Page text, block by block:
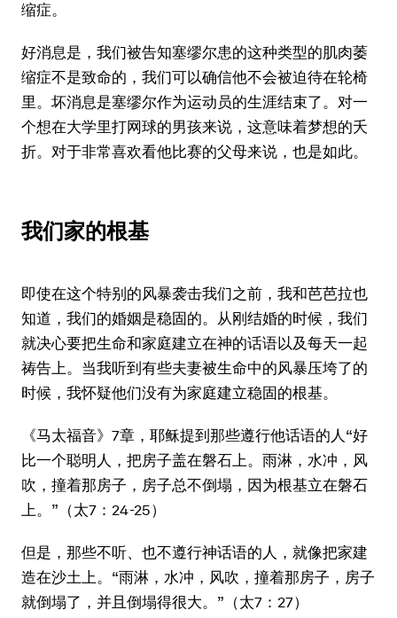
缩症。
好消息是，我们被告知塞缪尔患的这种类型的肌肉萎
缩症不是致命的，我们可以确信他不会被迫待在轮椅
里。坏消息是塞缪尔作为运动员的生涯结束了。对一
个想在大学里打网球的男孩来说，这意味着梦想的夭
折。对于非常喜欢看他比赛的父母来说，也是如此。
我们家的根基
即使在这个特别的风暴袭击我们之前，我和芭芭拉也
知道，我们的婚姻是稳固的。从刚结婚的时候，我们
就决心要把生命和家庭建立在神的话语以及每天一起
祷告上。当我听到有些夫妻被生命中的风暴压垮了的
时候，我怀疑他们没有为家庭建立稳固的根基。
《马太福音》7章，耶稣提到那些遵行他话语的人“好
比一个聪明人，把房子盖在磐石上。雨淋，水冲，风
吹，撞着那房子，房子总不倒塌，因为根基立在磐石
上。”（太7：24-25）
但是，那些不听、也不遵行神话语的人，就像把家建
造在沙土上。“雨淋，水冲，风吹，撞着那房子，房子
就倒塌了，并且倒塌得很大。”（太7：27）